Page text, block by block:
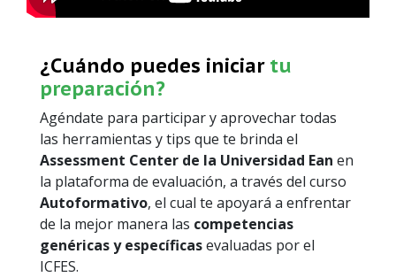
¿Cuándo puedes iniciar tu
preparación?
Agéndate para participar y aprovechar todas
las herramientas y tips que te brinda el
Assessment Center de la Universidad Ean en
la plataforma de evaluación, a través del curso
Autoformativo, el cual te apoyará a enfrentar
de la mejor manera las competencias
genéricas y específicasevaluadas por el
ICFES.